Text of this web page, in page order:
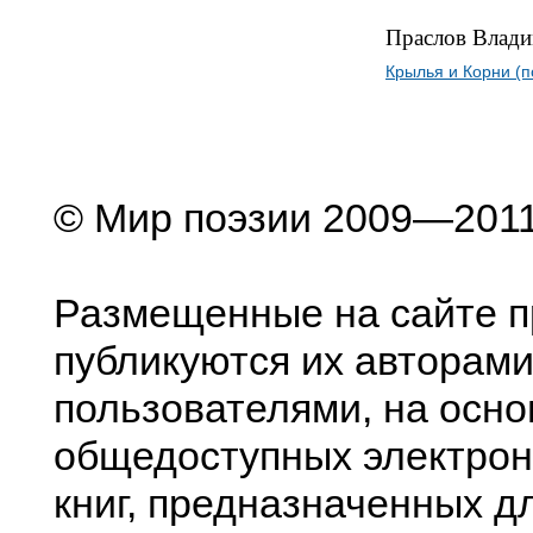
Праслов
Крылья и Корни
© Мир поэзии
Размещенные на сайте
публикуются их
пользователями, на
общедоступных
книг, предназначенных